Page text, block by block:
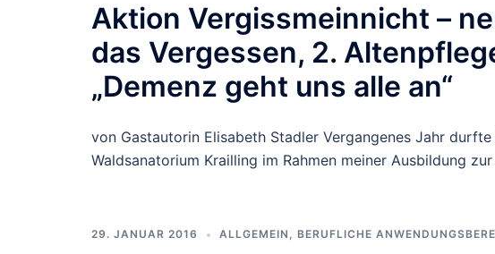
Aktion Vergissmeinnicht –
das Vergessen, 2.
„Demenz geht uns alle an“
von Gastautorin Elisabeth Stadler Vergangenes Jahr
Waldsanatorium Krailling im Rahmen meiner Ausbildung
29. JANUAR 2016 ALLGEMEIN , BERUFLICHE